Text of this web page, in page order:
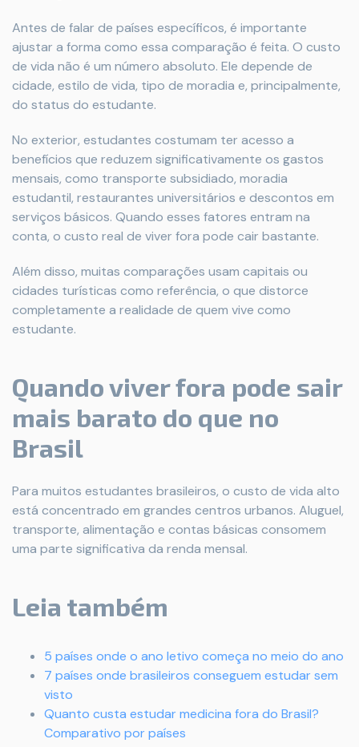
Antes de falar de países específicos, é importante
ajustar a forma como essa comparação é feita. O custo
de vida não é um número absoluto. Ele depende de
cidade, estilo de vida, tipo de moradia e, principalmente,
do status do estudante.
No exterior, estudantes costumam ter acesso a
benefícios que reduzem significativamente os gastos
mensais, como transporte subsidiado, moradia
estudantil, restaurantes universitários e descontos em
serviços básicos. Quando esses fatores entram na
conta, o custo real de viver fora pode cair bastante.
Além disso, muitas comparações usam capitais ou
cidades turísticas como referência, o que distorce
completamente a realidade de quem vive como
estudante.
Quando viver fora pode sair
mais barato do que no
Brasil
Para muitos estudantes brasileiros, o custo de vida alto
está concentrado em grandes centros urbanos. Aluguel,
transporte, alimentação e contas básicas consomem
uma parte significativa da renda mensal.
Leia também
5 países onde o ano letivo começa no meio do ano
7 países onde brasileiros conseguem estudar sem
visto
Quanto custa estudar medicina fora do Brasil?
Comparativo por países